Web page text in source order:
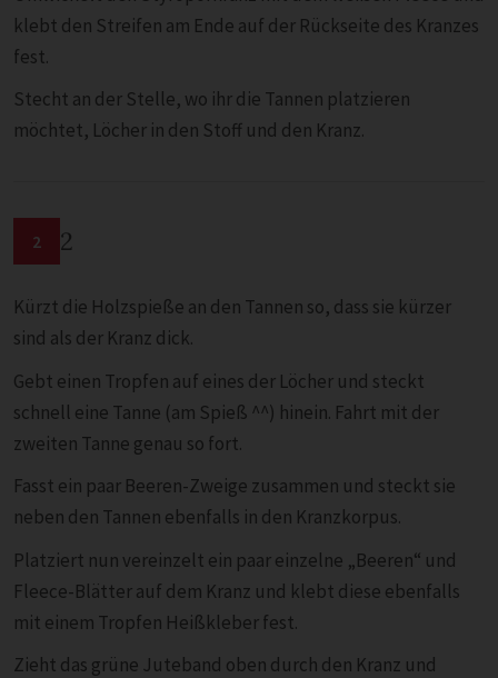
klebt den Streifen am Ende auf der Rückseite des Kranzes
fest.
Stecht an der Stelle, wo ihr die Tannen platzieren
möchtet, Löcher in den Stoff und den Kranz.
2 2
Kürzt die Holzspieße an den Tannen so, dass sie kürzer
sind als der Kranz dick.
Gebt einen Tropfen auf eines der Löcher und steckt
schnell eine Tanne (am Spieß ^^) hinein. Fahrt mit der
zweiten Tanne genau so fort.
Fasst ein paar Beeren-Zweige zusammen und steckt sie
neben den Tannen ebenfalls in den Kranzkorpus.
Platziert nun vereinzelt ein paar einzelne „Beeren“ und
Fleece-Blätter auf dem Kranz und klebt diese ebenfalls
mit einem Tropfen Heißkleber fest.
Zieht das grüne Juteband oben durch den Kranz und